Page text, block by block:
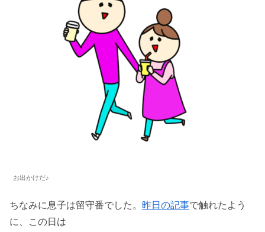
お出かけだ♪
ちなみに息子は留守番でした。 昨日の記事で触れたよう
に、この日は